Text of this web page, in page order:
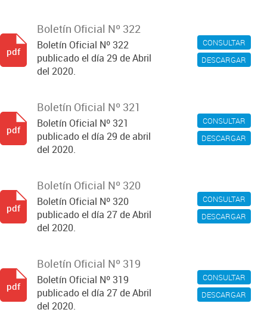
CONSULTAR
DESCARGAR
Boletín Oficial Nº 322
Boletín Oficial Nº 322
publicado el día 29 de Abril
del 2020.
pdf
CONSULTAR
DESCARGAR
Boletín Oficial Nº 321
Boletín Oficial Nº 321
publicado el día 29 de abril
del 2020.
pdf
CONSULTAR
DESCARGAR
Boletín Oficial Nº 320
Boletín Oficial Nº 320
publicado el día 27 de Abril
del 2020.
pdf
CONSULTAR
DESCARGAR
Boletín Oficial Nº 319
Boletín Oficial Nº 319
publicado el día 27 de Abril
del 2020.
pdf